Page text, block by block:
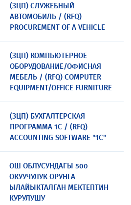
(ЗЦП) CЛУЖЕБНЫЙ
АВТОМОБИЛЬ / (RFQ)
PROCUREMENT OF A VEHICLE
(ЗЦП) КОМПЬЮТЕРНОЕ
ОБОРУДОВАНИЕ/ОФИСНАЯ
МЕБЕЛЬ / (RFQ) COMPUTER
EQUIPMENT/OFFICE FURNITURE
(ЗЦП) БУХГАЛТЕРСКАЯ
ПРОГРАММА 1С / (RFQ)
ACCOUNTING SOFTWARE "1C"
ОШ ОБЛУСУНДАГЫ 500
ОКУУЧУЛУК ОРУНГА
ЫЛАЙЫКТАЛГАН МЕКТЕПТИН
КУРУЛУШУ